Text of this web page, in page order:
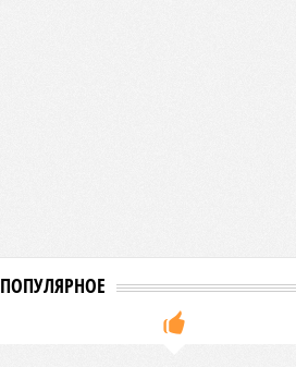
ПОПУЛЯРНОЕ